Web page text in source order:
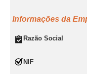
Informações da
Razão Social
NIF